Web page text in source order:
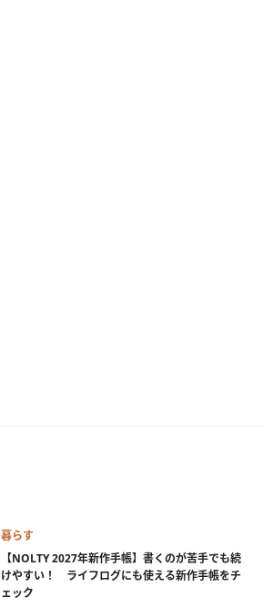
暮らす
【NOLTY 2027年新作手帳】書くのが苦手でも続
けやすい！ ライフログにも使える新作手帳をチ
ェック